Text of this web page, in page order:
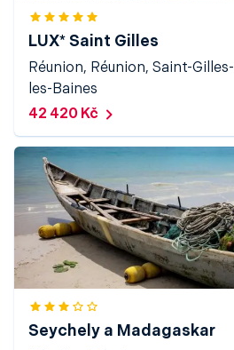
LUX* Saint Gilles
Réunion, Réunion, Saint-Gilles-
les-Baines
42 420 Kč
Seychely a Madagaskar